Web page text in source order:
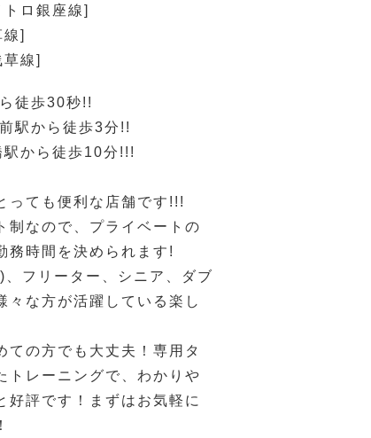
ロ銀座線]
]
線]
徒歩30秒!!
駅から徒歩3分!!
から徒歩10分!!!
っても便利な店舗です!!!
制なので、プライベートの
務時間を決められます!
フリーター、シニア、ダブ
々な方が活躍している楽し
ての方でも大丈夫！専用タ
トレーニングで、わかりや
好評です！まずはお気軽に